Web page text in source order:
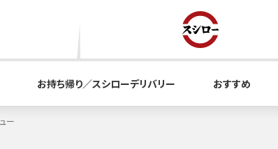
お持ち帰り／スシローデリバリー おすすめ
ー